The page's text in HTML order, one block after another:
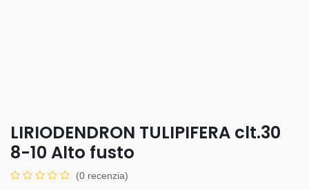
LIRIODENDRON TULIPIFERA clt.30
8-10 Alto fusto
(0 recenzia)